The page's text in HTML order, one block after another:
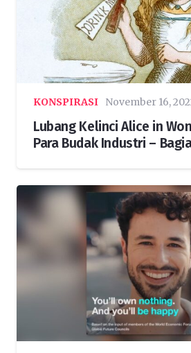
KONSPIRASI November 16,
Lubang Kelinci Alice in
Para Budak Industri –